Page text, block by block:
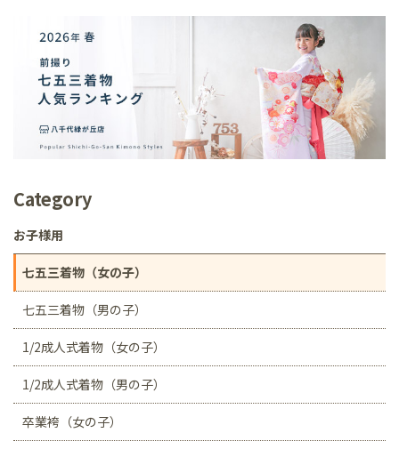
Category
お子様用
七五三着物（女の子）
七五三着物（男の子）
1/2成人式着物（女の子）
1/2成人式着物（男の子）
卒業袴（女の子）